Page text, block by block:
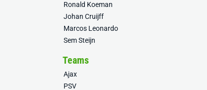
Ronald Koeman
Johan Cruijff
Marcos Leonardo
Sem Steijn
Teams
Ajax
PSV